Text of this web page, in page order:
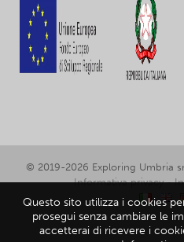
© 2019-2026 Exploring Umbria
Informativa privacy-
Questo sito utilizza i cookies
prosegui senza cambiare le
accetterai di ricevere i